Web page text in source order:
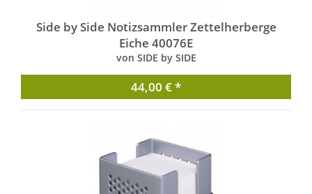
Side by Side Notizsammler Zettelherberge
Eiche 40076E
von SIDE by SIDE
44,00 € *